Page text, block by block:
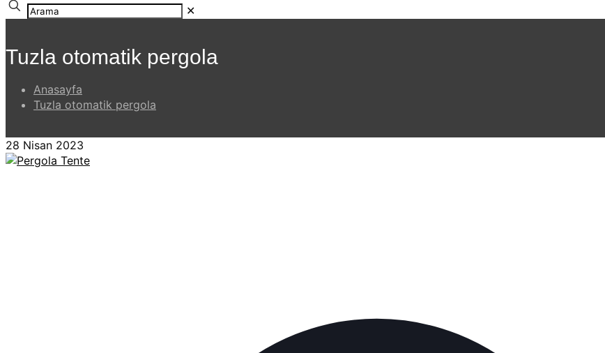
✕
Tuzla otomatik pergola
Anasayfa
Tuzla otomatik pergola
28 Nisan 2023